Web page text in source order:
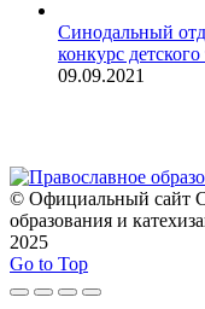
Синодальный
конкурс
09.09.2021
© Официальный сайт
образования и
2025
Go to Top